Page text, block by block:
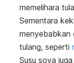
memelihara
Sementara
menyebabkan
tulang, seperti
Susu soya